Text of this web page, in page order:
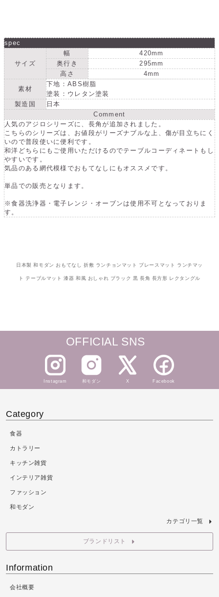
を
ら
を
増
や
す
spec
サイズ
幅
420mm
奥行き
295mm
高さ
4mm
素材
下地：ABS樹脂
塗装：ウレタン塗装
製造国
日本
Comment
人気のアジロシリーズに、長角が追加されました。
こちらのシリーズは、お値段がリーズナブルな上、傷が目立ちにく
いので普段使いに便利です。
和洋どちらにもご使用いただけるのでテーブルコーディネートもし
やすいです。
気品のある網代模様でおもてなしにもオススメです。
単品での販売となります。
※食器洗浄器・電子レンジ・オーブンは使用不可となっておりま
す。
日本製 和モダン おもてなし 折敷 ランチョンマット プレースマット ランチマッ
ト テーブルマット 漆器 和風 おしゃれ ブラック 黒 長角 長方形 レクタングル
OFFICIAL SNS
Instagram 和モダン X Facebook
Category
食器
カトラリー
キッチン雑貨
インテリア雑貨
ファッション
和モダン
カテゴリ一覧
ブランドリスト
Information
会社概要